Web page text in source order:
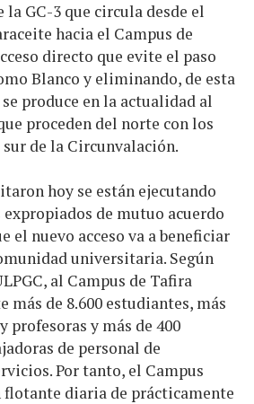
GC-3 que circula desde el
hacia el Campus de
directo que evite el paso
Blanco y eliminando, de esta
produce en la actualidad al
proceden del norte con los
de la Circunvalación.
hoy se están ejecutando
de mutuo acuerdo
el nuevo acceso va a beneficiar
universitaria. Según
al Campus de Tafira
más de 8.600 estudiantes, más
profesoras y más de 400
de personal de
Por tanto, el Campus
diaria de prácticamente